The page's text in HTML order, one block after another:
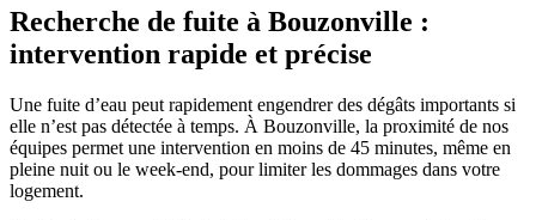
Recherche de fuite à Bouzonville :
intervention rapide et précise
Une fuite d’eau peut rapidement engendrer des dégâts importants si
elle n’est pas détectée à temps. À Bouzonville, la proximité de nos
équipes permet une intervention en moins de 45 minutes, même en
pleine nuit ou le week-end, pour limiter les dommages dans votre
logement.